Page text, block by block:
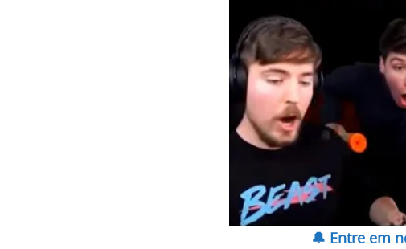
🔔 Entre em